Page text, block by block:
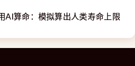
AI算命：模拟算出人类寿命上限是